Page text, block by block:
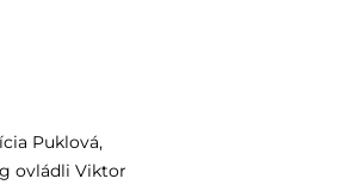
Puklová,
ovládli Viktor